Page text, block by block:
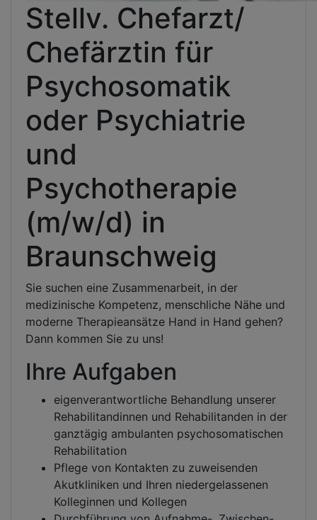
Stellv. Chefarzt/
Chefärztin für
Psychosomatik
oder Psychiatrie
und
Psychotherapie
(m/w/d) in
Braunschweig
Sie suchen eine Zusammenarbeit, in der
medizinische Kompetenz, menschliche Nähe und
moderne Therapieansätze Hand in Hand gehen?
Dann kommen Sie zu uns!
Ihre Aufgaben
eigenverantwortliche Behandlung unserer
Rehabilitandinnen und Rehabilitanden in der
ganztägig ambulanten psychosomatischen
Rehabilitation
Pflege von Kontakten zu zuweisenden
Akutkliniken und Ihren niedergelassenen
Kolleginnen und Kollegen